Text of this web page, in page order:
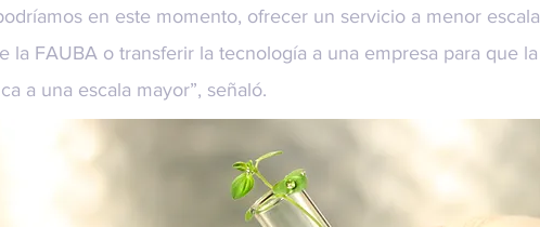
en este momento, ofrecer un servicio a menor escala
la FAUBA o transferir la tecnología a una empresa para que la
a una escala mayor”, señaló.